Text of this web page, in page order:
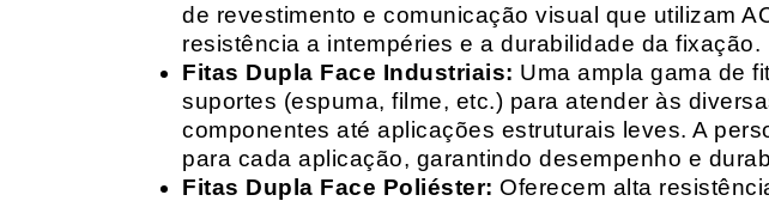
de revestimento e comunicação visual que utilizam
resistência a intempéries e a durabilidade da fixação.
Fitas Dupla Face Industriais: Uma ampla gama de
suportes (espuma, filme, etc.) para atender às
componentes até aplicações estruturais leves. A
para cada aplicação, garantindo desempenho e
Fitas Dupla Face Poliéster: Oferecem alta